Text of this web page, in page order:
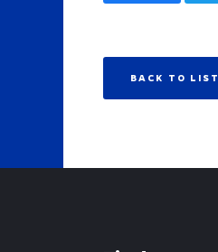
BACK TO LIST